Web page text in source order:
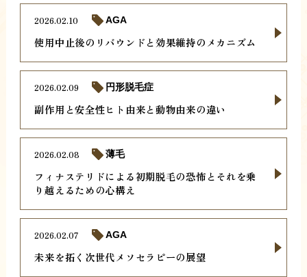
使用中止後のリバウンドと効果維持のメカニズム
2026.02.10 AGA
副作用と安全性ヒト由来と動物由来の違い
2026.02.09 円形脱毛症
フィナステリドによる初期脱毛の恐怖とそれを乗
り越えるための心構え
2026.02.08 薄毛
未来を拓く次世代メソセラピーの展望
2026.02.07 AGA